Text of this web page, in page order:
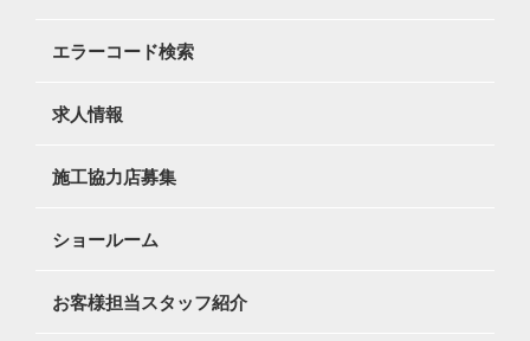
エラーコード検索
求人情報
施工協力店募集
ショールーム
お客様担当スタッフ紹介